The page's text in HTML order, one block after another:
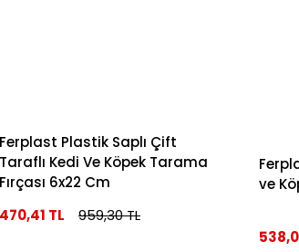
Ferplast Plastik Saplı Çift
Taraflı Kedi Ve Köpek Tarama
Fırçası 6x22 Cm
470,41 TL
959,30 TL
ve